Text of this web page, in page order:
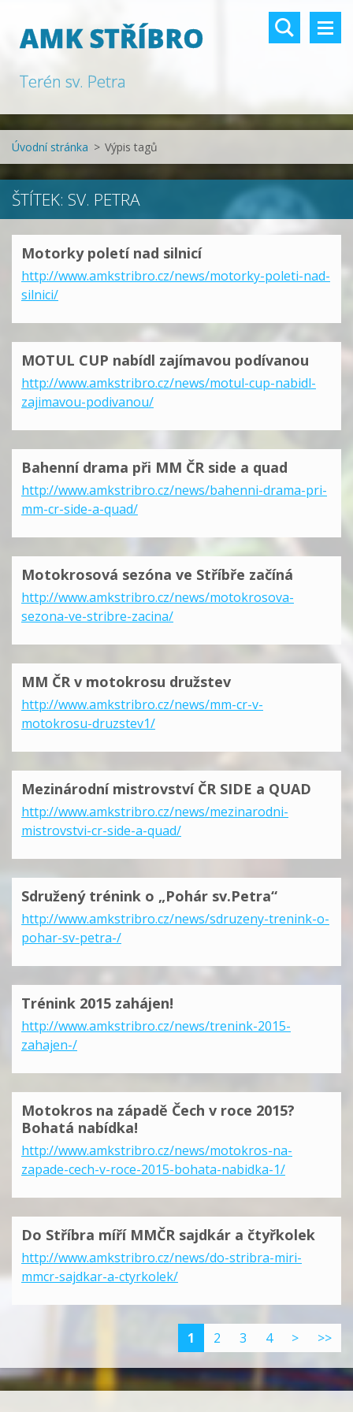
AMK STŘÍBRO
Terén sv. Petra
Úvodní stránka > Výpis tagů
ŠTÍTEK: SV. PETRA
Motorky poletí nad silnicí
http://www.amkstribro.cz/news/motorky-poleti-nad-
silnici/
MOTUL CUP nabídl zajímavou podívanou
http://www.amkstribro.cz/news/motul-cup-nabidl-
zajimavou-podivanou/
Bahenní drama při MM ČR side a quad
http://www.amkstribro.cz/news/bahenni-drama-pri-
mm-cr-side-a-quad/
Motokrosová sezóna ve Stříbře začíná
http://www.amkstribro.cz/news/motokrosova-
sezona-ve-stribre-zacina/
MM ČR v motokrosu družstev
http://www.amkstribro.cz/news/mm-cr-v-
motokrosu-druzstev1/
Mezinárodní mistrovství ČR SIDE a QUAD
http://www.amkstribro.cz/news/mezinarodni-
mistrovstvi-cr-side-a-quad/
Sdružený trénink o „Pohár sv.Petra“
http://www.amkstribro.cz/news/sdruzeny-trenink-o-
pohar-sv-petra-/
Trénink 2015 zahájen!
http://www.amkstribro.cz/news/trenink-2015-
zahajen-/
Motokros na západě Čech v roce 2015?
Bohatá nabídka!
http://www.amkstribro.cz/news/motokros-na-
zapade-cech-v-roce-2015-bohata-nabidka-1/
Do Stříbra míří MMČR sajdkár a čtyřkolek
http://www.amkstribro.cz/news/do-stribra-miri-
mmcr-sajdkar-a-ctyrkolek/
1 2 3 4 > >>